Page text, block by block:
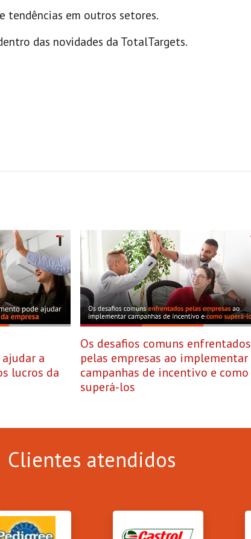
tendências em outros setores.
das novidades da TotalTargets.
a
lucros da
Os desafios comuns enfrentados
pelas empresas ao implementar
campanhas de incentivo e como
superá-los
Clientes atendidos